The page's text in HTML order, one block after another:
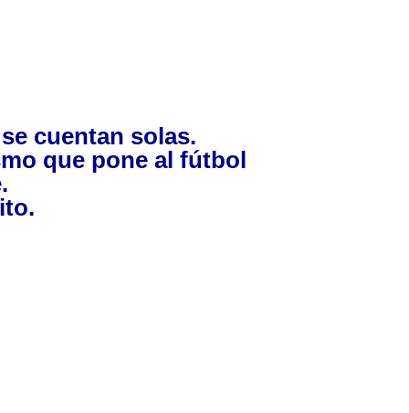
cuentan solas.
que pone al fútbol